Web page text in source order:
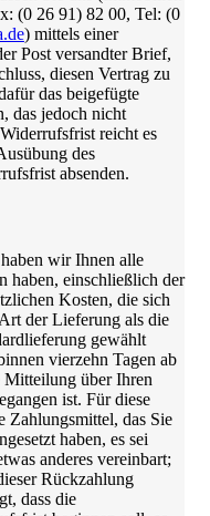
(0 26 91) 82 00, Tel: (0
) mittels einer
Post versandter Brief,
diesen Vertrag zu
das beigefügte
das jedoch nicht
reicht es
des
absenden.
wir Ihnen alle
haben, einschließlich der
Kosten, die sich
der Lieferung als die
gewählt
vierzehn Tagen ab
Mitteilung über Ihren
ist. Für diese
Zahlungsmittel, das Sie
haben, es sei
anderes vereinbart;
Rückzahlung
dass die